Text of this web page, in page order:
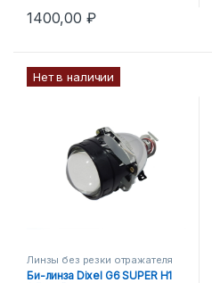
1400,00 ₽
Нет в наличии
Линзы без резки отражателя
Би-линза Dixel G6 SUPER H1